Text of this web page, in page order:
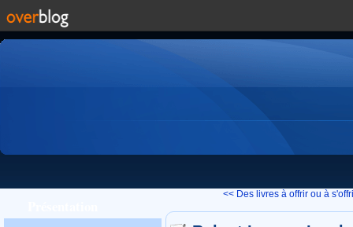
<< Des livres à offrir ou à